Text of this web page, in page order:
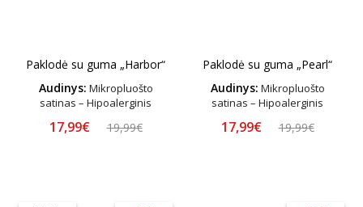
Paklodė su guma „Harbor“
Audinys: Mikropluošto
satinas – Hipoalerginis
17,99€ 19,99€
Paklodė su guma „Pearl“
Audinys: Mikropluošto
satinas – Hipoalerginis
17,99€ 19,99€